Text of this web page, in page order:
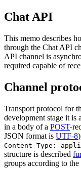
Chat API
This memo describes
through the Chat API
API channel is
required capable of
Channel
Transport protocol for
development stage it is
in a body of a POST-
JSON format is UTF-8
Content-Type:
structure is described
groups according to